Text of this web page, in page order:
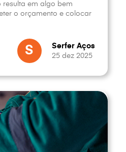
resulta em algo bem
o orçamento e colocar
S Serfer Aços
25 dez 2025